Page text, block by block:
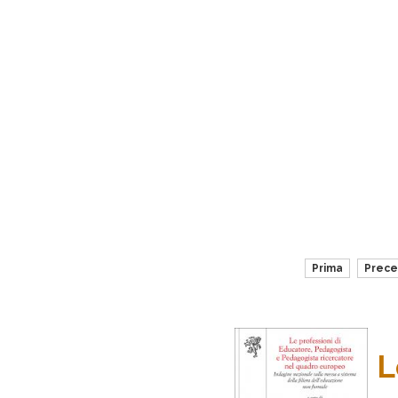
Prima